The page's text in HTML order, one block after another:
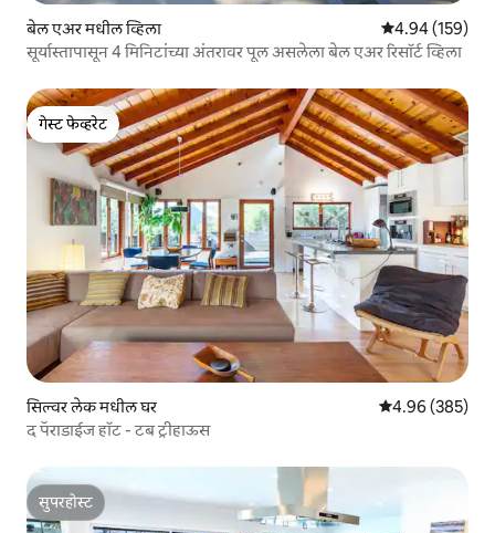
बेल एअर मधील व्हिला 5 पैकी 4.94
4.94 (159)
सूर्यास्तापासून 4 मिनिटांच्या अंतरावर पूल असलेला बेल एअर रिसॉर्ट व्हिला
गेस्ट फेव्हरेट
गेस्ट फेव्हरेट
सिल्वर लेक मधील घर 5 पैकी 4.96
4.96 (385)
द पॅराडाईज हॉट - टब ट्रीहाऊस
सुपरहोस्ट
सुपरहोस्ट